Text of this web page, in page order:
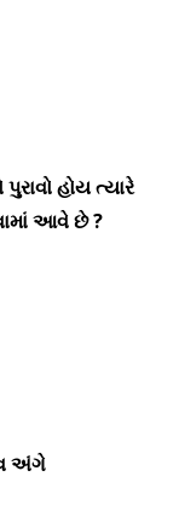
હોય ત્યારે
આવે છે ?
અંગે